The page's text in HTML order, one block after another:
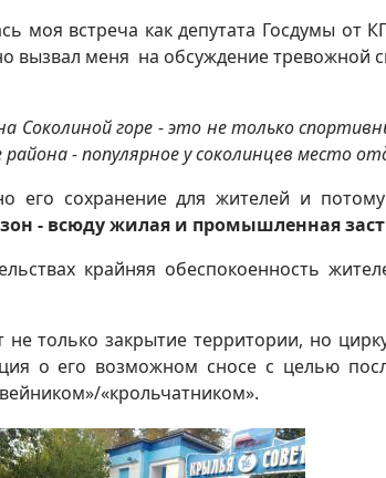
моя встреча как депутата Госдумы
вызвал меня на обсуждение тревожной
Соколиной горе - это не только
- популярное у соколинцев место
его сохранение для жителей и
- всюду жилая и промышленная
крайняя обеспокоенность
не только закрытие территории, но
о его возможном сносе с целью
«крольчатником».